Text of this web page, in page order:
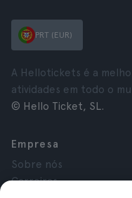
PRT (EUR)
A Hellotickets é a
atividades em todo o
© Hello Ticket, SL.
Empresa
Sobre nós
Carreiras